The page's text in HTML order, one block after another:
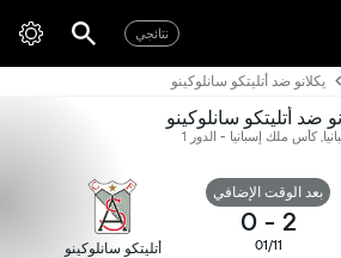
نتائجي
يكلانو ضد أتليتكو سانلوكينو
ضد أتليتكو سانلوكينو
كأس ملك إسبانيا - الدور 1
بعد الوقت الإضافي
2
-
0
01/11 أتليتكو سانلوكينو